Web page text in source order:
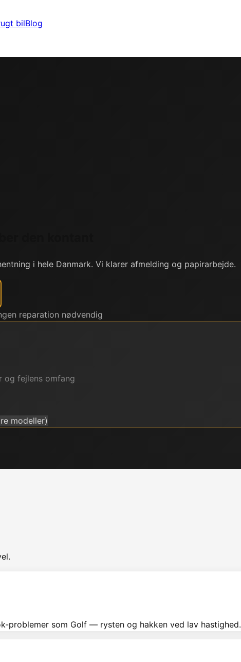
bilBlog
i hele Danmark. Vi klarer afmelding og papirarbejde.
reparation nødvendig
fejlens omfang
modeller)
problemer som Golf — rysten og hakken ved lav hastighed.